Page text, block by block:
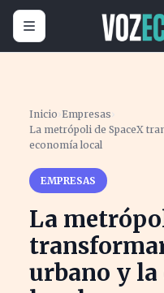
Inicio ›Empresas ›
La metrópoli de SpaceX
economía local
EMPRESAS
La
urbano y la